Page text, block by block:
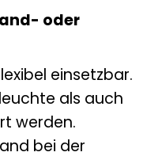
oder
einsetzbar.
als auch
werden.
bei der